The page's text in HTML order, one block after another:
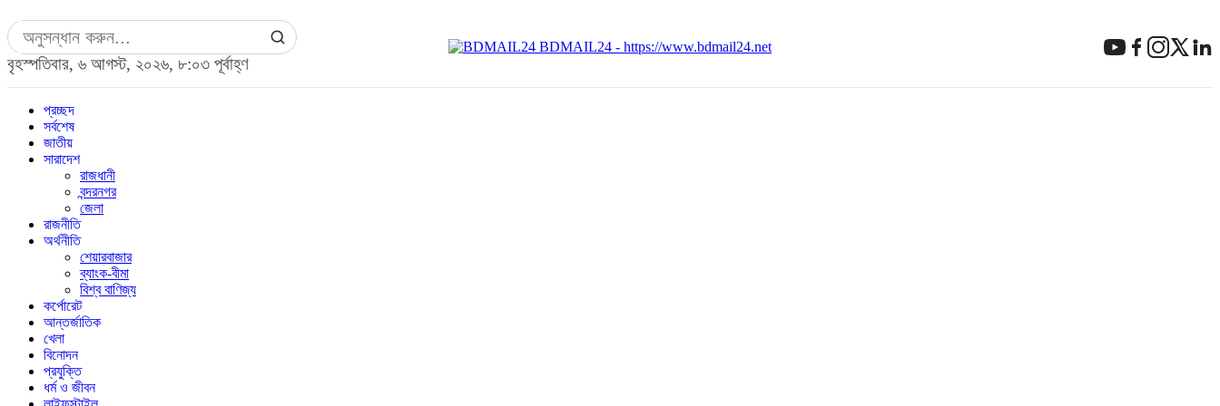
বৃহস্পতিবার, ৬ আগস্ট, ২০২৬, ৮:০৩ পূর্বাহ্ণ
BDMAIL24 - https://www.bdmail24.net
প্রচ্ছদ
সর্বশেষ
জাতীয়
সারাদেশ
রাজধানী
বন্দরনগর
জেলা
রাজনীতি
অর্থনীতি
শেয়ারবাজার
ব্যাংক-বীমা
বিশ্ব বাণিজ্য
কর্পোরেট
আন্তর্জাতিক
খেলা
বিনোদন
প্রযুক্তি
ধর্ম ও জীবন